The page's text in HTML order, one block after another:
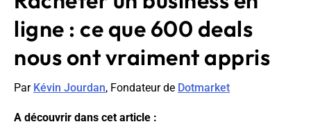
ligne : ce que 600 deals
nous ont vraiment appris
Par Kévin Jourdan, Fondateur de Dotmarket
A découvrir dans cet article :